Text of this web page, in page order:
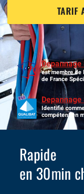
TARIF
est membre de
de France
Identifié
compétent en
Rapide
en 30min